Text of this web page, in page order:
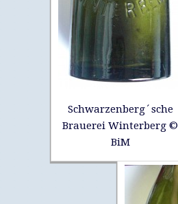
Schwarzenberg´sche
Brauerei Winterberg ©
BiM